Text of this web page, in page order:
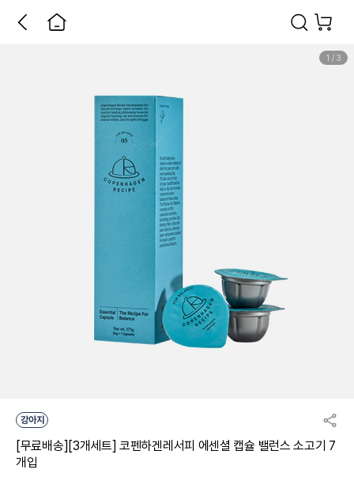
1 / 3
강아지
[무료배송][3개세트] 코펜하겐레서피 에센셜 캡슐 밸런스 소고기 7
개입